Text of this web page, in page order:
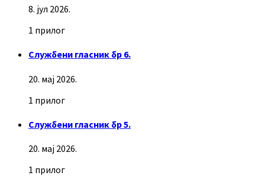
8. јул 2026.
1 прилог
Службени гласник бр 6.
20. мај 2026.
1 прилог
Службени гласник бр 5.
20. мај 2026.
1 прилог